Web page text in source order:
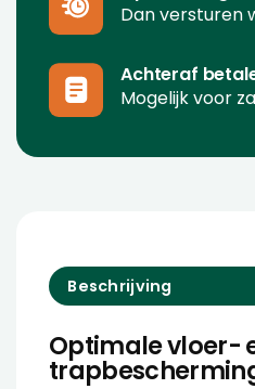
Dan versturen
Achteraf
Mogelijk voor
Beschrijving
Optimale vloer-